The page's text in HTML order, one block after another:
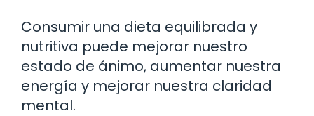
Consumir una dieta equilibrada y
nutritiva puede mejorar nuestro
estado de ánimo, aumentar nuestra
energía y mejorar nuestra claridad
mental.